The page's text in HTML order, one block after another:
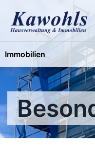
content
Immobilien